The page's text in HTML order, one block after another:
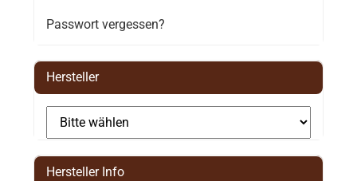
Passwort vergessen?
Hersteller
Hersteller Info